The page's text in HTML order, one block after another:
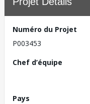
Numéro du Projet
P003453
Chef d’équipe
Pays